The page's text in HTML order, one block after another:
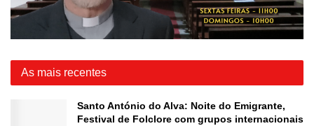
As mais recentes
Santo António do Alva: Noite do Emigrante,
Festival de Folclore com grupos internacionais